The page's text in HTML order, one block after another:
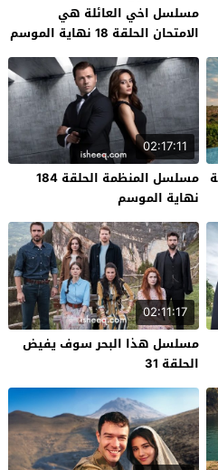
مسلسل اخي العائلة هي
الامتحان الحلقة 18 نهاية الموسم
02:17:11
مسلسل المنظمة الحلقة 184
نهاية الموسم
02:11:17
مسلسل هذا البحر سوف يفيض
الحلقة 31